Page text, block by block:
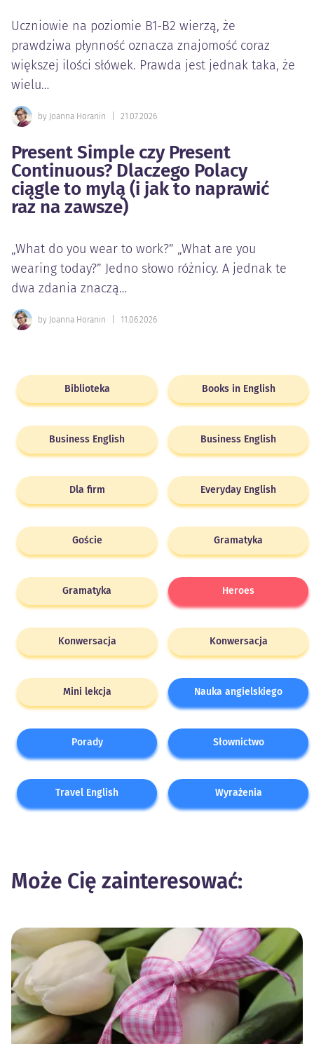
Uczniowie na poziomie B1-B2 wierzą, że
prawdziwa płynność oznacza znajomość coraz
większej ilości słówek. Prawda jest jednak taka, że
wielu…
by Joanna Horanin 21.07.2026
Present Simple czy Present
Continuous? Dlaczego Polacy
ciągle to mylą (i jak to naprawić
raz na zawsze)
„What do you wear to work?” „What are you
wearing today?” Jedno słowo różnicy. A jednak te
dwa zdania znaczą…
by Joanna Horanin 11.06.2026
Biblioteka Books in English
Business English Business English
Dla firm Everyday English
Goście Gramatyka
Gramatyka Heroes
Konwersacja Konwersacja
Mini lekcja Nauka angielskiego
Porady Słownictwo
Travel English Wyrażenia
Może Cię zainteresować: